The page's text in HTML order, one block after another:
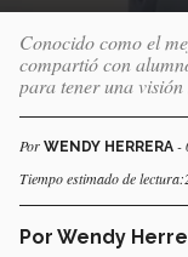
Conocido como el
compartió con
para tener una
Por WENDY HERRERA -
Tiempo estimado de
Por Wendy